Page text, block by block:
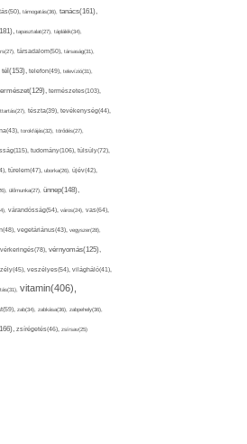
támogatás(36), tanács(161),
tapasztalat(27), táplálék(34),
társadalom(50), társaság(31),
tél(153), telefon(49), televízió(31),
természetes(103),
tészta(39), tevékenység(44),
torokfájás(32), törődés(27),
tudomány(106), túlsúly(72),
türelem(47), uborka(26), újév(42),
ülőmunka(27), ünnep(148),
várandósság(54), város(24), vas(64),
vegetáriánus(43), vegyszer(28),
vérkeringés(78), vérnyomás(125),
veszélyes(54), világháló(41),
vitamin(406),
zab(34), zabkása(36), zabpehely(36),
zsírégetés(46), zsírsav(25)